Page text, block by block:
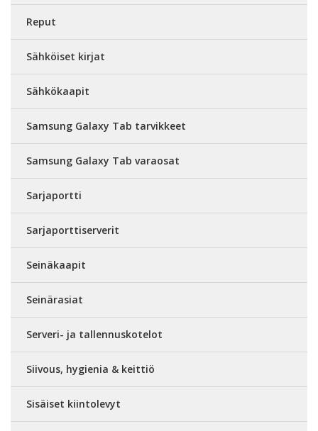
Reput
Sähköiset kirjat
Sähkökaapit
Samsung Galaxy Tab tarvikkeet
Samsung Galaxy Tab varaosat
Sarjaportti
Sarjaporttiserverit
Seinäkaapit
Seinärasiat
Serveri- ja tallennuskotelot
Siivous, hygienia & keittiö
Sisäiset kiintolevyt